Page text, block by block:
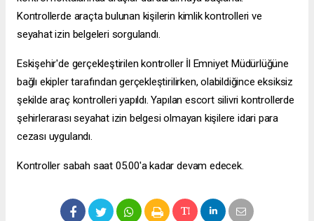
Kontrollerde araçta bulunan kişilerin kimlik kontrolleri ve
seyahat izin belgeleri sorgulandı.
Eskişehir'de gerçekleştirilen kontroller İl Emniyet Müdürlüğüne
bağlı ekipler tarafından gerçekleştirilirken, olabildiğince eksiksiz
şekilde araç kontrolleri yapıldı. Yapılan escort silivri kontrollerde
şehirlerarası seyahat izin belgesi olmayan kişilere idari para
cezası uygulandı.
Kontroller sabah saat 05.00'a kadar devam edecek.